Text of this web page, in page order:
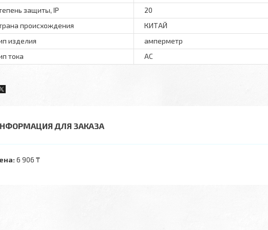
защиты, IP
20
происхождения
КИТАЙ
изделия
амперметр
тока
AC
ДЛЯ ЗАКАЗА
6 906 ₸